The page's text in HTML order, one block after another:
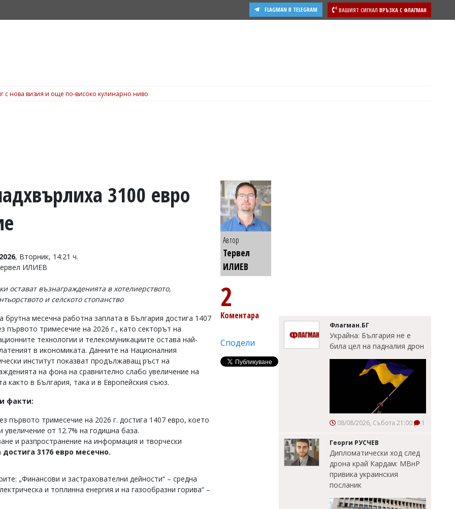
ВАШИЯТ СИГНАЛ ВРЪЗКА С ФЛАГМАН
FLAGMAN В TELEGRAM
с нова визия и още по-високо кулинарно ниво
3100 евро
, Вторник, 14:21 ч.
ИЛИЕВ
остават възнагражденията в хотелиерството,
и селското стопанство
брутна месечна работна заплата в България достига 1407
първото тримесечие на 2026 г., като секторът на
технологии и телекомуникациите остава най-
в икономиката. Данните на Националния
институт показват продължаващ ръст на
на фона на сравнително слабо увеличение на
както в България, така и в Европейския съюз.
факти:
първото тримесечие на 2026 г. достига 1407 евро, което
от 12.7% на годишна база.
и разпространение на информация и творчески
3176 евро месечно.
„Финансови и застрахователни дейности“ – средна
и топлинна енергия и на газообразни горива“ –
Автор
Тервел
ИЛИЕВ
2
Коментара
Сподели
Флагман.БГ
Украйна: България не е
била цел на падналия дрон
08/08/2026, Събота 21:00 1
Георги РУСЧЕВ
Дипломатически ход след
дрона край Кардам: МВнР
привика украинския
посланик